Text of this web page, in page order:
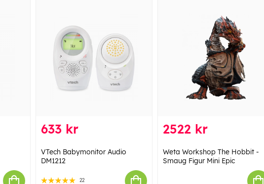
633 kr
VTech Babymonitor Audio
DM1212
22
2522 kr
Weta Workshop The Hobbit -
Smaug Figur Mini Epic